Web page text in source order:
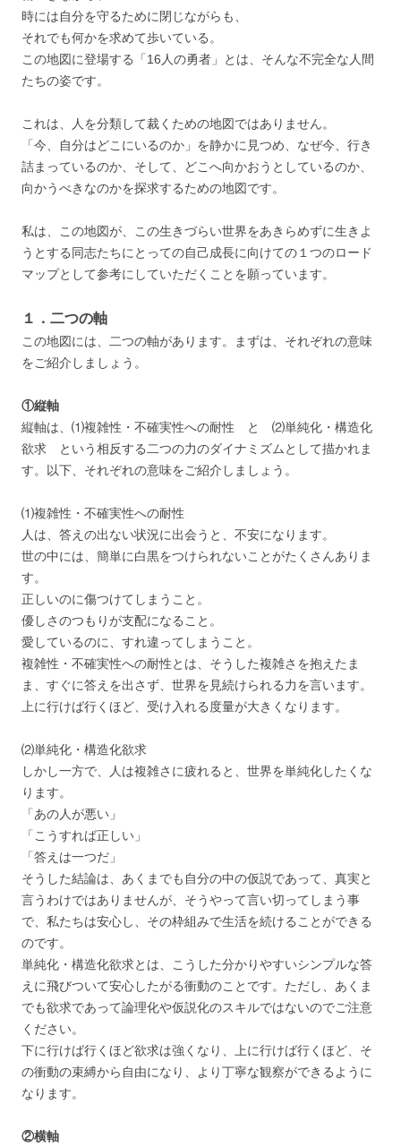
時には自分を守るために閉じながらも、
それでも何かを求めて歩いている。
この地図に登場する「16人の勇者」とは、そんな不完全な人間
たちの姿です。
これは、人を分類して裁くための地図ではありません。
「今、自分はどこにいるのか」を静かに見つめ、なぜ今、行き
詰まっているのか、そして、どこへ向かおうとしているのか、
向かうべきなのかを探求するための地図です。
私は、この地図が、この生きづらい世界をあきらめずに生きよ
うとする同志たちにとっての自己成長に向けての１つのロード
マップとして参考にしていただくことを願っています。
１．二つの軸
この地図には、二つの軸があります。まずは、それぞれの意味
をご紹介しましょう。
①縦軸
縦軸は、⑴複雑性・不確実性への耐性 と ⑵単純化・構造化
欲求 という相反する二つの力のダイナミズムとして描かれま
す。以下、それぞれの意味をご紹介しましょう。
⑴複雑性・不確実性への耐性
人は、答えの出ない状況に出会うと、不安になります。
世の中には、簡単に白黒をつけられないことがたくさんありま
す。
正しいのに傷つけてしまうこと。
優しさのつもりが支配になること。
愛しているのに、すれ違ってしまうこと。
複雑性・不確実性への耐性とは、そうした複雑さを抱えたま
ま、すぐに答えを出さず、世界を見続けられる力を言います。
上に行けば行くほど、受け入れる度量が大きくなります。
⑵単純化・構造化欲求
しかし一方で、人は複雑さに疲れると、世界を単純化したくな
ります。
「あの人が悪い」
「こうすれば正しい」
「答えは一つだ」
そうした結論は、あくまでも自分の中の仮説であって、真実と
言うわけではありませんが、そうやって言い切ってしまう事
で、私たちは安心し、その枠組みで生活を続けることができる
のです。
単純化・構造化欲求とは、こうした分かりやすいシンプルな答
えに飛びついて安心したがる衝動のことです。ただし、あくま
でも欲求であって論理化や仮説化のスキルではないのでご注意
ください。
下に行けば行くほど欲求は強くなり、上に行けば行くほど、そ
の衝動の束縛から自由になり、より丁寧な観察ができるように
なります。
②横軸